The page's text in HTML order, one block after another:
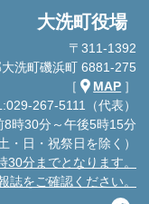
大洗町役場
〒311-1392
洗町磯浜町 6881-275
［
MAP ］
267-5111（代表）
8時30分～午後5時15分
土・日・祝祭日を除く）
分までとなります。
をご確認ください。